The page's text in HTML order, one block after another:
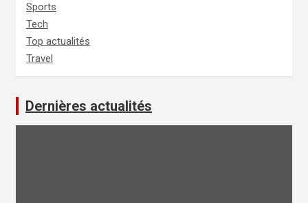
Sports
Tech
Top actualités
Travel
Dernières actualités